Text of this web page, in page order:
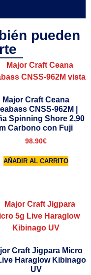
pueden
Major Craft Ceana
CNSS-962M |
Spinning Shore 2,90
m Carbono con Fuji
98.90€
AÑADIR AL CARRITO
Craft Jigpara Micro
Haraglow Kibinago
UV